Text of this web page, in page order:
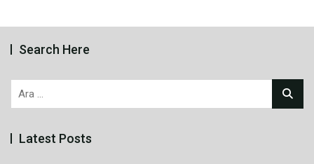
Search Here
Arama:
Latest Posts